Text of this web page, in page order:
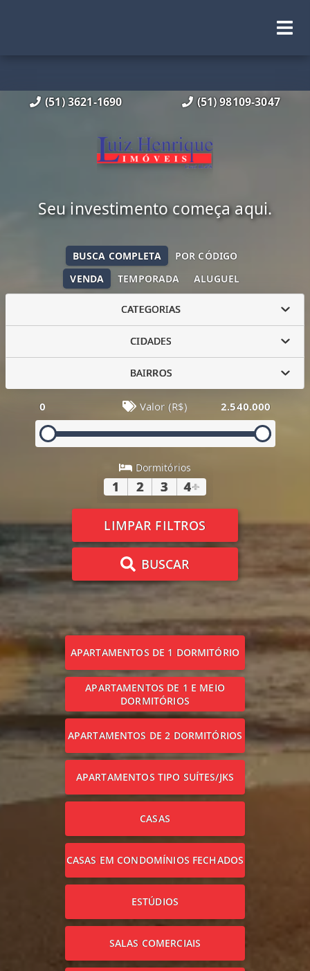
(51) 3621-1690 (51) 98109-3047
Seu investimento começa aqui.
VENDA TEMPORADA ALUGUEL
BUSCA COMPLETA POR CÓDIGO
CATEGORIAS
CIDADES
BAIRROS
0 Valor (R$) 2.540.000
Dormitórios
1 2 3 4+
LIMPAR FILTROS
BUSCAR
APARTAMENTOS DE 1 DORMITÓRIO
APARTAMENTOS DE 1 E MEIO
DORMITÓRIOS
APARTAMENTOS DE 2 DORMITÓRIOS
APARTAMENTOS TIPO SUÍTES/JKS
CASAS
CASAS EM CONDOMÍNIOS FECHADOS
ESTÚDIOS
SALAS COMERCIAIS